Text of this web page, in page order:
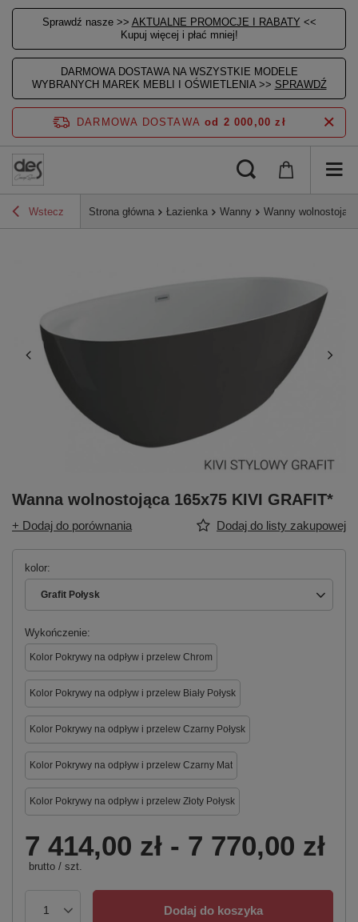
Sprawdź nasze >> AKTUALNE PROMOCJE I RABATY <<
Kupuj więcej i płać mniej!
DARMOWA DOSTAWA NA WSZYSTKIE MODELE
WYBRANYCH MAREK MEBLI I OŚWIETLENIA >> SPRAWDŹ
DARMOWA DOSTAWA od 2 000,00 zł
Wstecz Strona główna Łazienka Wanny Wanny wolnostojące
Wanna wolnostojąca 165x75 KIVI GRAFIT*
+ Dodaj do porównania Dodaj do listy zakupowej
kolor
Grafit Połysk
Wykończenie
Kolor Pokrywy na odpływ i przelew Chrom
Kolor Pokrywy na odpływ i przelew Biały Połysk
Kolor Pokrywy na odpływ i przelew Czarny Połysk
Kolor Pokrywy na odpływ i przelew Czarny Mat
Kolor Pokrywy na odpływ i przelew Złoty Połysk
7 414,00 zł - 7 770,00 zł
brutto / szt.
Dodaj do koszyka